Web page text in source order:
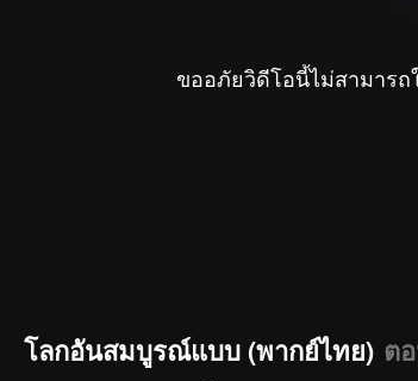
ขออภัยวิดีโอนี้ไม่สามาร
โลกอันสมบูรณ์แบบ (พากย์ไทย) ต